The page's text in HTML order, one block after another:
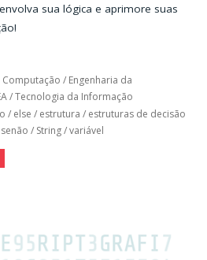
sua lógica e aprimore suas
Computação / Engenharia da
/Tecnologia da Informação
/ else / estrutura / estruturas de decisão
senão / String/variável